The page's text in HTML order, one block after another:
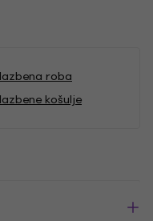
roba
košulje